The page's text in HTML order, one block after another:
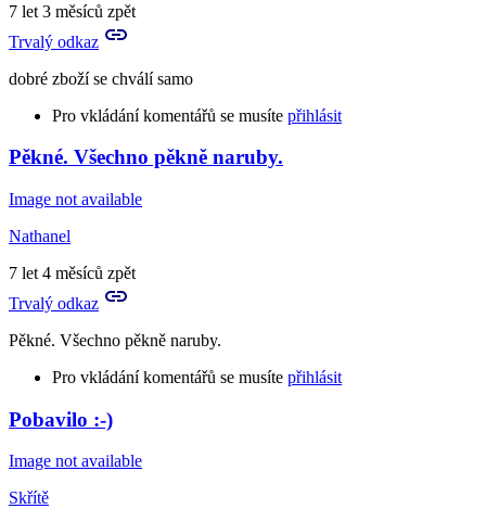
7 let 3 měsíců zpět
Trvalý odkaz
dobré zboží se chválí samo
Pro vkládání komentářů se musíte přihlásit
In
reply
to
"změna"
dle
mého
XD
by
Pěkné. Všechno pěkně naruby.
Image not available
Nathanel
7 let 4 měsíců zpět
Trvalý odkaz
Pěkné. Všechno pěkně naruby.
Pro vkládání komentářů se musíte přihlásit
Pobavilo :-)
Image not available
Skřítě